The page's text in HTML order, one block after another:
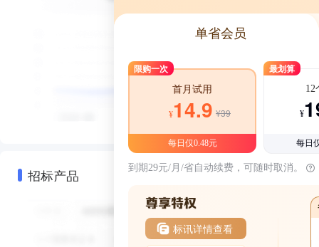
招标产品
单省会员
限购一次
首月试用
¥14.9 ¥39
每日仅0.48元
最划算
12
¥
每日
到期29元/月/省自动续费，可随时取消。
标讯详情查看